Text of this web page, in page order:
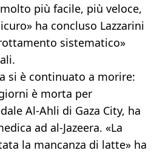
molto più facile, più veloce,
ha concluso Lazzarini
sistematico»
si è continuato a morire:
è morta per
Al-Ahli di Gaza City, ha
ad al-Jazeera. «La
la mancanza di latte» ha